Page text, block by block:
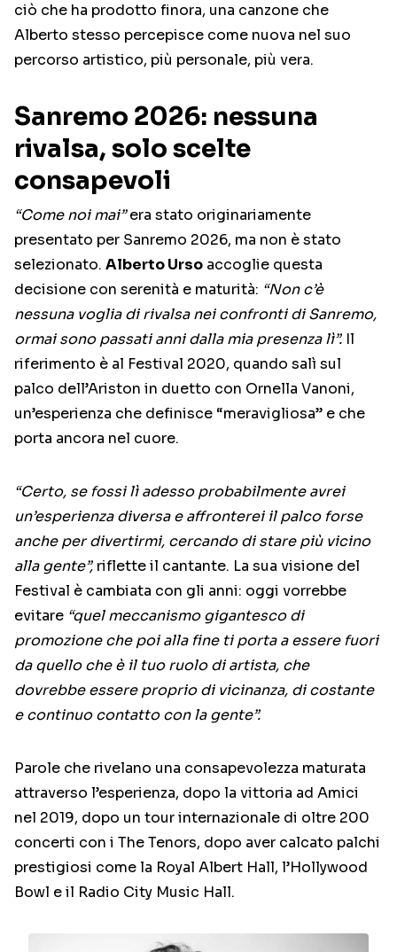
ciò che ha prodotto finora, una canzone che
Alberto stesso percepisce come nuova nel suo
percorso artistico, più personale, più vera.
Sanremo 2026: nessuna
rivalsa, solo scelte
consapevoli
“Come noi mai”era stato originariamente
presentato per Sanremo 2026, ma non è stato
selezionato. Alberto Urso accoglie questa
decisione con serenità e maturità: “Non c’è
nessuna voglia di rivalsa nei confronti di Sanremo,
ormai sono passati anni dalla mia presenza lì”. Il
riferimento è al Festival 2020, quando salì sul
palco dell’Ariston in duetto con Ornella Vanoni,
un’esperienza che definisce “meravigliosa” e che
porta ancora nel cuore.
“Certo, se fossi lì adesso probabilmente avrei
un’esperienza diversa e affronterei il palco forse
anche per divertirmi, cercando di stare più vicino
alla gente”, riflette il cantante. La sua visione del
Festival è cambiata con gli anni: oggi vorrebbe
evitare “quel meccanismo gigantesco di
promozione che poi alla fine ti porta a essere fuori
da quello che è il tuo ruolo di artista, che
dovrebbe essere proprio di vicinanza, di costante
e continuo contatto con la gente”.
Parole che rivelano una consapevolezza maturata
attraverso l’esperienza, dopo la vittoria ad Amici
nel 2019, dopo un tour internazionale di oltre 200
concerti con i The Tenors, dopo aver calcato palchi
prestigiosi come la Royal Albert Hall, l’Hollywood
Bowl e il Radio City Music Hall.